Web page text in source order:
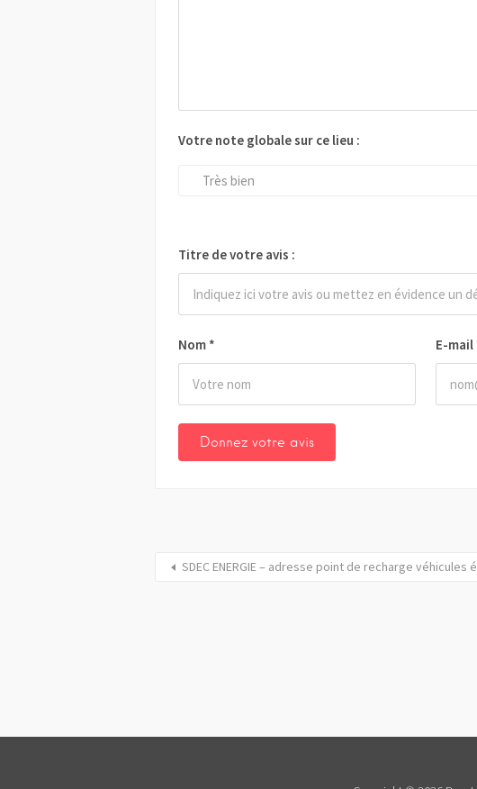
Nom * E-mail
Votre note globale sur ce lieu :
Très bien
Titre de votre avis :
SDEC ENERGIE – adresse point de recharge véhicules